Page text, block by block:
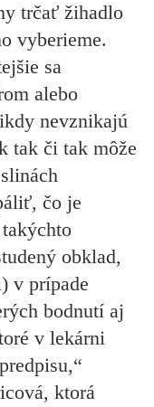
trčať žihadlo
vyberieme.
sa
alebo
nevznikajú
tak či tak môže
čo je
obklad,
v prípade
bodnutí aj
v lekárni
ktorá